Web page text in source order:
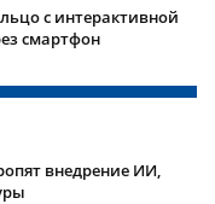
с интерактивной
смартфон
внедрение ИИ,